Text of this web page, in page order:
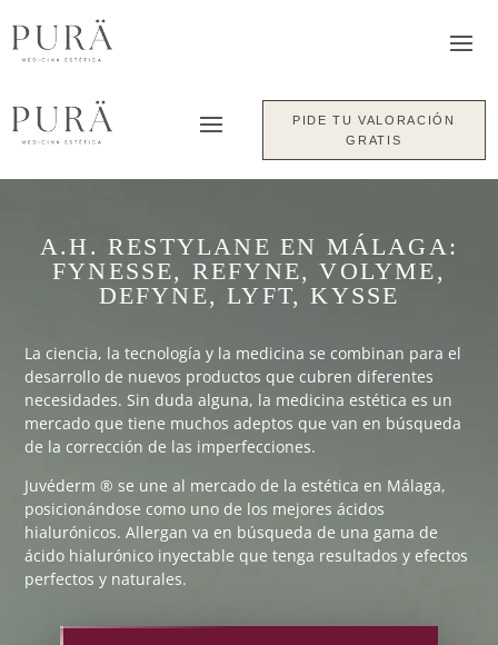
PIDE TU VALORACIÓN
GRATIS
A.H. RESTYLANE EN MÁLAGA:
FYNESSE, REFYNE, VOLYME,
DEFYNE, LYFT, KYSSE
La ciencia, la tecnología y la medicina se combinan para el
desarrollo de nuevos productos que cubren diferentes
necesidades. Sin duda alguna, la medicina estética es un
mercado que tiene muchos adeptos que van en búsqueda
de la corrección de las imperfecciones.
Juvéderm ® se une al mercado de la estética en Málaga,
posicionándose como uno de los mejores ácidos
hialurónicos. Allergan va en búsqueda de una gama de
ácido hialurónico inyectable que tenga resultados y efectos
perfectos y naturales.